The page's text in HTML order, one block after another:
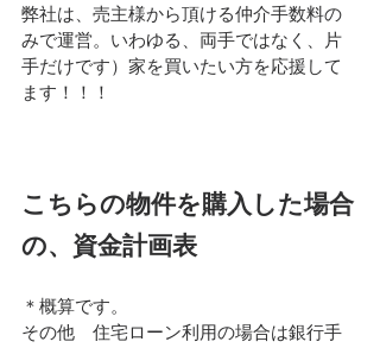
弊社は、売主様から頂ける仲介手数料の
みで運営。いわゆる、両手ではなく、片
手だけです）家を買いたい方を応援して
ます！！！
こちらの物件を購入した場合
の、資金計画表
＊概算です。
その他　住宅ローン利用の場合は銀行手